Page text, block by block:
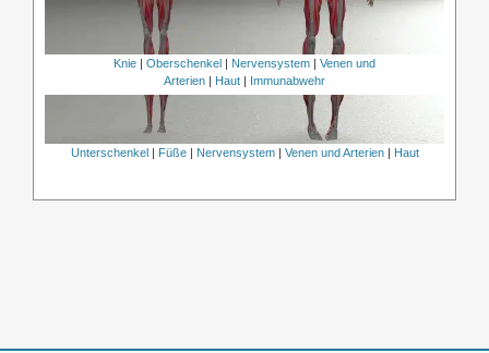
Knie Oberschenkel Nervensystem
Venen und
Arterien
Haut Immunabwehr
Unterschenkel Füße| Nervensystem| Venen und Arterien| Haut